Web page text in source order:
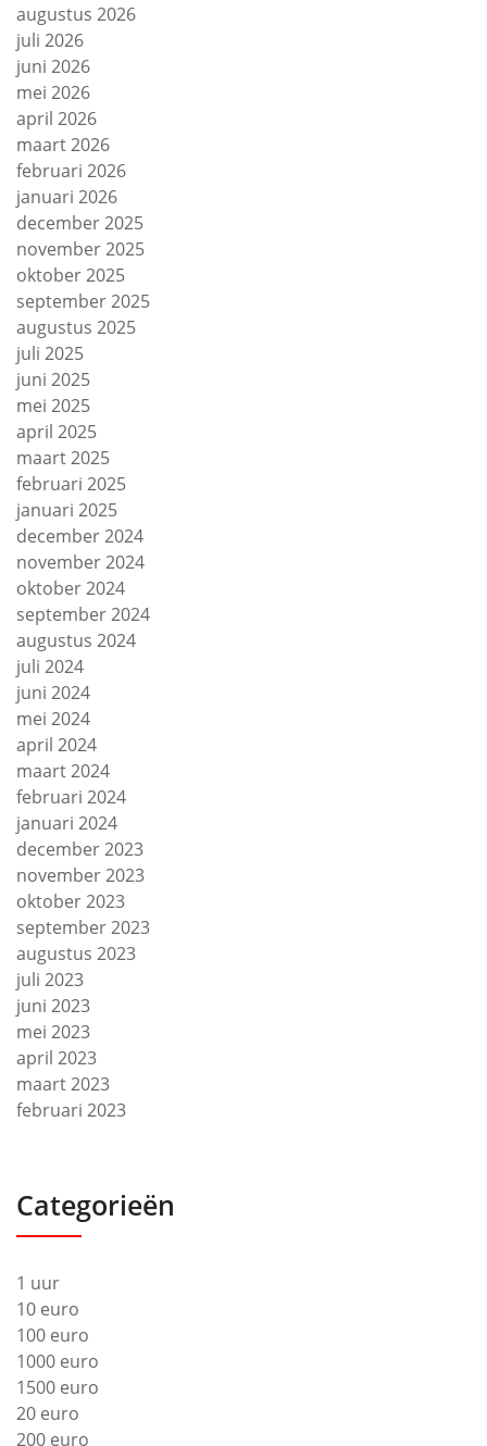
augustus 2026
juli 2026
juni 2026
mei 2026
april 2026
maart 2026
februari 2026
januari 2026
december 2025
november 2025
oktober 2025
september 2025
augustus 2025
juli 2025
juni 2025
mei 2025
april 2025
maart 2025
februari 2025
januari 2025
december 2024
november 2024
oktober 2024
september 2024
augustus 2024
juli 2024
juni 2024
mei 2024
april 2024
maart 2024
februari 2024
januari 2024
december 2023
november 2023
oktober 2023
september 2023
augustus 2023
juli 2023
juni 2023
mei 2023
april 2023
maart 2023
februari 2023
Categorieën
1 uur
10 euro
100 euro
1000 euro
1500 euro
20 euro
200 euro